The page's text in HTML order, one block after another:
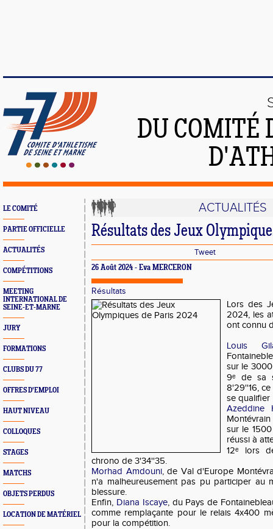
DU COMITÉ
LE COMITÉ
PARTIE OFFICIELLE
ACTUALITÉS
COMPÉTITIONS
MEETING
INTERNATIONAL DE
SEINE-ET-MARNE
JURY
FORMATIONS
CLUBS DU 77
OFFRES D'EMPLOI
HAUT NIVEAU
COLLOQUES
STAGES
MATCHS
OBJETS PERDUS
LOCATION DE MATÉRIEL
ACTUALITÉS
Résultats des Jeux
Tweet
26 Août 2024 - Eva MERCERON
Résultats
Lors des
2024, les
ont connu
Louis
sur le
9ᵉ de sa
8'29''16,
se
Azeddine
sur le
réussi à
12ᵉ lors
chrono de 3'34''35.
Morhad Amdouni, de Val d'Europe
n'a malheureusement pas pu participer au
blessure.
Enfin, Diana Iscaye, du Pays de
comme remplaçante pour le relais 4x400
pour la compétition.